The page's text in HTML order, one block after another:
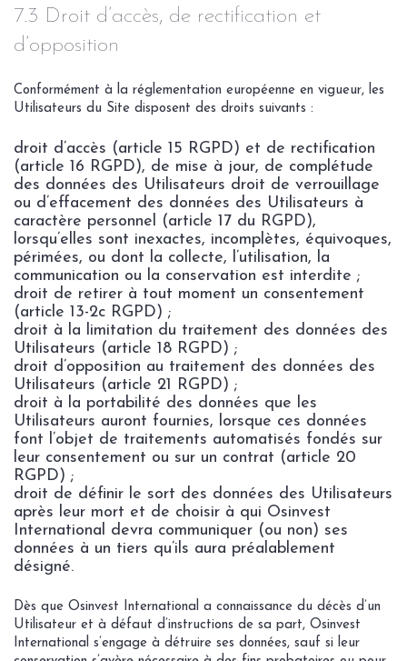
7.3 Droit d’accès, de rectification et
d’opposition
Conformément à la réglementation européenne en vigueur, les
Utilisateurs du Site disposent des droits suivants :
droit d’accès (article 15 RGPD) et de rectification
(article 16 RGPD), de mise à jour, de complétude
des données des Utilisateurs droit de verrouillage
ou d’effacement des données des Utilisateurs à
caractère personnel (article 17 du RGPD),
lorsqu’elles sont inexactes, incomplètes, équivoques,
périmées, ou dont la collecte, l’utilisation, la
communication ou la conservation est interdite ;
droit de retirer à tout moment un consentement
(article 13-2c RGPD) ;
droit à la limitation du traitement des données des
Utilisateurs (article 18 RGPD) ;
droit d’opposition au traitement des données des
Utilisateurs (article 21 RGPD) ;
droit à la portabilité des données que les
Utilisateurs auront fournies, lorsque ces données
font l’objet de traitements automatisés fondés sur
leur consentement ou sur un contrat (article 20
RGPD) ;
droit de définir le sort des données des Utilisateurs
après leur mort et de choisir à qui Osinvest
International devra communiquer (ou non) ses
données à un tiers qu’ils aura préalablement
désigné.
Dès que Osinvest International a connaissance du décès d’un
Utilisateur et à défaut d’instructions de sa part, Osinvest
International s’engage à détruire ses données, sauf si leur